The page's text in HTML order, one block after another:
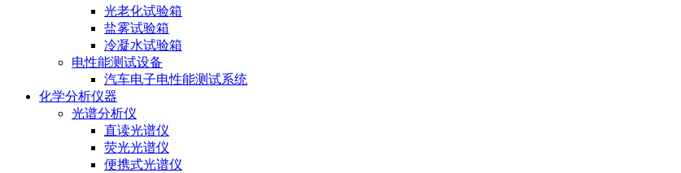
光老化试验箱
盐雾试验箱
冷凝水试验箱
电性能测试设备
汽车电子电性能测试系统
化学分析仪器
光谱分析仪
直读光谱仪
荧光光谱仪
便携式光谱仪